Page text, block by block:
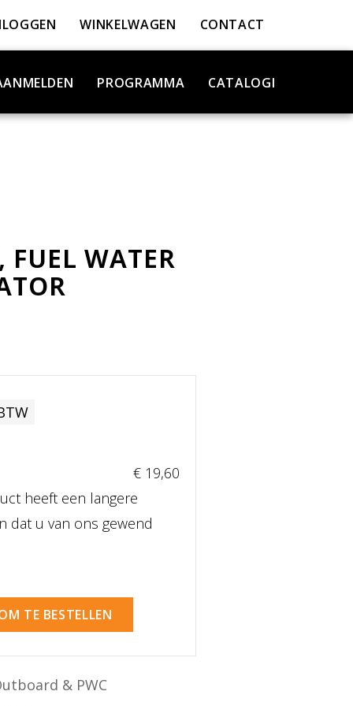
WINKELWAGEN CONTACT
PROGRAMMA CATALOGI
FUEL WATER
€ 19,60
heeft een langere
dat u van ons gewend
TE BESTELLEN
& PWC